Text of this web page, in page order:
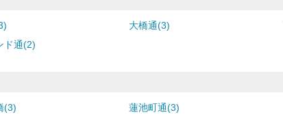
大橋通(3)
ド通(2)
(3) 蓮池町通(3)